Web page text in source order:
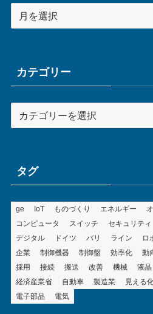
ー
ブカテゴリー
ータグ
ge IoT ものづくり エネルギー
コンピュータ
スイッチ セキュリティ
デジタル
ドイツ バリ ライン ロ
企業
制御機器 制御盤 効率化 動
採用
接続 搬送 改善 機械 液晶
経済産業省
自動車 製造業 見える
電子部品
電気